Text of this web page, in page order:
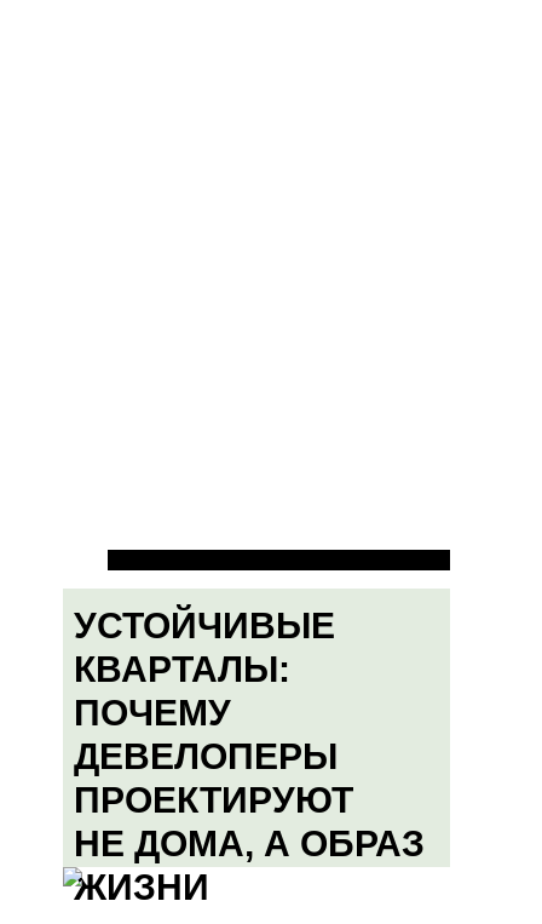
УСТОЙЧИВЫЕ
КВАРТАЛЫ:
ПОЧЕМУ
ДЕВЕЛОПЕРЫ
ПРОЕКТИРУЮТ
НЕ ДОМА, А ОБРАЗ
ЖИЗНИ